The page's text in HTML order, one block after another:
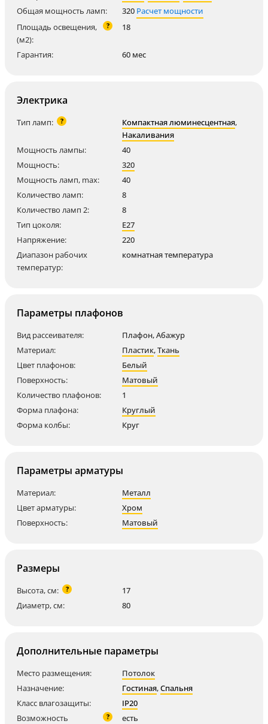
Общая мощность ламп:
320 Расчет мощности
Площадь освещения,
(м2):
? 18
Гарантия: 60 мес
Электрика
Тип ламп: ? Компактная люминесцентная,
Накаливания
Мощность лампы:
40
Мощность:
320
Мощность ламп, max:
40
Количество ламп:
8
Количество ламп 2:
8
Тип цоколя:
E27
Напряжение:
220
Диапазон рабочих
температур:
комнатная температура
Параметры плафонов
Вид рассеивателя:
Плафон, Абажур
Материал:
Пластик,Ткань
Цвет плафонов:
Белый
Поверхность:
Матовый
Количество плафонов:
1
Форма плафона:
Круглый
Форма колбы:
Круг
Параметры арматуры
Материал:
Металл
Цвет арматуры:
Хром
Поверхность:
Матовый
Размеры
Высота, см: ?
17
Диаметр, см:
80
Дополнительные параметры
Место размещения:
Потолок
Назначение:
Гостиная,Спальня
Класс влагозащиты:
IP20
Возможность
? есть